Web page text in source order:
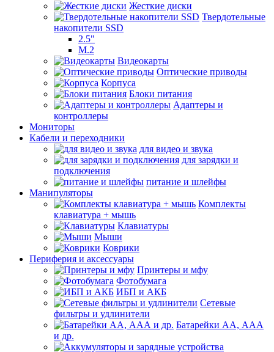
Жесткие диски
Твердотельные
накопители SSD
2.5"
M.2
Видеокарты
Оптические приводы
Корпуса
Блоки питания
Адаптеры и
контроллеры
Мониторы
Кабели и переходники
для видео и звука
для зарядки и
подключения
питание и шлейфы
Манипуляторы
Комплекты
клавиатура + мышь
Клавиатуры
Мыши
Коврики
Периферия и аксессуары
Принтеры и мфу
Фотобумага
ИБП и АКБ
Сетевые
фильтры и удлинители
Батарейки АА, ААА
и др.